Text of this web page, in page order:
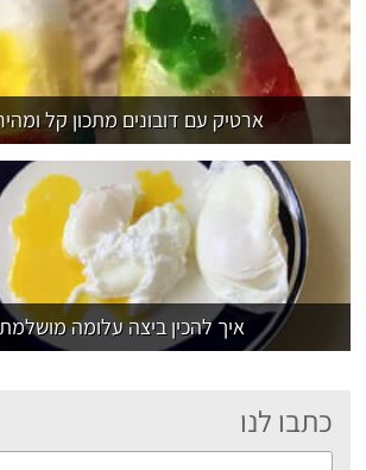
ארטיק עם דובונים מתכון קל
איך להכין ביצה עלומה
כתבו לנו